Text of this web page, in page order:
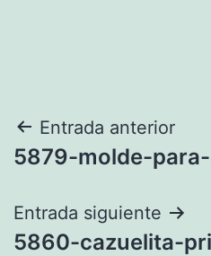
Navegación
de
entradas
Entrada anterior
5879-molde-
Entrada siguiente
5860-cazuelita-